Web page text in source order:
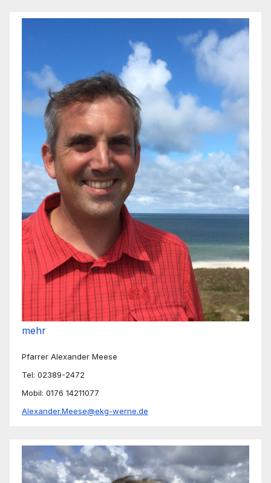
mehr
Pfarrer Alexander Meese
Tel: 02389-2472
Mobil: 0176 14211077
Alexander.Meese@ekg-werne.de